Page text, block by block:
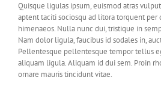
Quisque ligulas ipsum, euismod atras
aptent taciti sociosqu ad litora torquent per
himenaeos. Nulla nunc dui, tristique in
Nam dolor ligula, faucibus id sodales in,
Pellentesque pellentesque tempor tellus
aliquam ligula. Aliquam id dui sem. Proin
ornare mauris tincidunt vitae.